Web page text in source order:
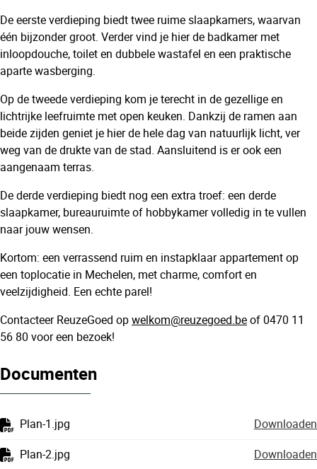
De eerste verdieping biedt twee ruime slaapkamers, waarvan
één bijzonder groot. Verder vind je hier de badkamer met
inloopdouche, toilet en dubbele wastafel en een praktische
aparte wasberging.
Op de tweede verdieping kom je terecht in de gezellige en
lichtrijke leefruimte met open keuken. Dankzij de ramen aan
beide zijden geniet je hier de hele dag van natuurlijk licht, ver
weg van de drukte van de stad. Aansluitend is er ook een
aangenaam terras.
De derde verdieping biedt nog een extra troef: een derde
slaapkamer, bureauruimte of hobbykamer volledig in te vullen
naar jouw wensen.
Kortom: een verrassend ruim en instapklaar appartement op
een toplocatie in Mechelen, met charme, comfort en
veelzijdigheid. Een echte parel!
Contacteer ReuzeGoed opwelkom@reuzegoed.beof 0470 11
56 80 voor een bezoek!
Documenten
Plan-1.jpg
Downloaden
Plan-2.jpg
Downloaden